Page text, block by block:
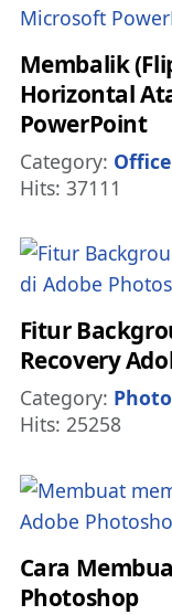
Membalik
Horizontal
PowerPoint
Details
Category:
Hits: 37111
Fitur
Recovery
Details
Category:
Hits: 25258
Cara
Photoshop